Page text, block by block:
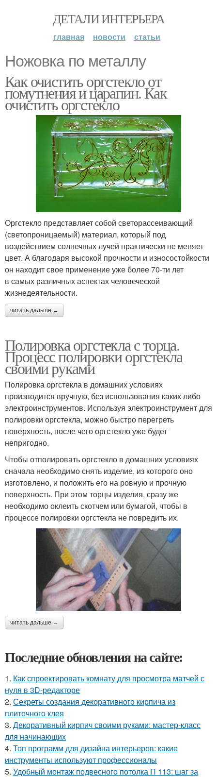
ДЕТАЛИ ИНТЕРЬЕРА
главная новости статьи
Ножовка по металлу
Как очистить оргстекло от
помутнения и царапин. Как
очистить оргстекло
Оргстекло представляет собой светорассеивающий
(светопроницаемый) материал, который под
воздействием солнечных лучей практически не меняет
цвет. А благодаря высокой прочности и износостойкости
он находит свое применение уже более 70-ти лет
в самых различных аспектах человеческой
жизнедеятельности.
читать дальше →
Полировка оргстекла с торца.
Процесс полировки оргстекла
своими руками
Полировка оргстекла в домашних условиях
производится вручную, без использования каких либо
электроинструментов. Используя электроинструмент для
полировки оргстекла, можно быстро перегреть
поверхность, после чего оргстекло уже будет
непригодно.
Чтобы отполировать оргстекло в домашних условиях
сначала необходимо снять изделие, из которого оно
изготовлено, и положить его на ровную и прочную
поверхность. При этом торцы изделия, сразу же
необходимо оклеить скотчем или бумагой, чтобы в
процессе полировки оргстекла не повредить их.
читать дальше →
Последние обновления на сайте:
1. Как спроектировать комнату для просмотра матчей с
нуля в 3D-редакторе
2. Секреты создания декоративного кирпича из
плиточного клея
3. Декоративный кирпич своими руками: мастер-класс
для начинающих
4. Топ программ для дизайна интерьеров: какие
инструменты используют профессионалы
5. Удобный монтаж подвесного потолка П 113: шаг за